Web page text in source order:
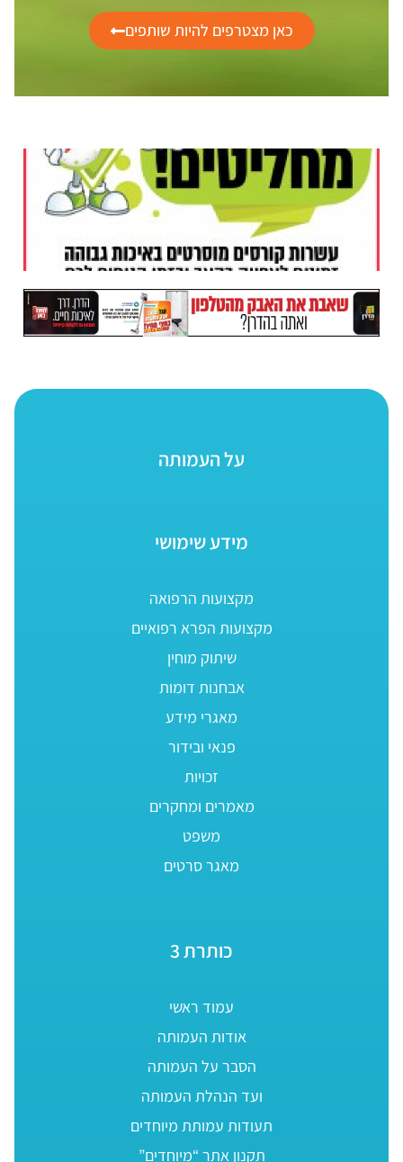
כאן מצטרפים להיות שותפים
על העמותה
מידע שימושי
מקצועות הרפואה
מקצועות הפרא רפואיים
שיתוק מוחין
אבחנות דומות
מאגרי מידע
פנאי ובידור
זכויות
מאמרים ומחקרים
משפט
מאגר סרטים
כותרת 3
עמוד ראשי
אודות העמותה
הסבר על העמותה
ועד הנהלת העמותה
תעודות עמותת מיוחדים
תקנון אתר “מיוחדים”